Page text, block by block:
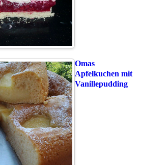
Omas
Apfelkuchen mit
Vanillepudding